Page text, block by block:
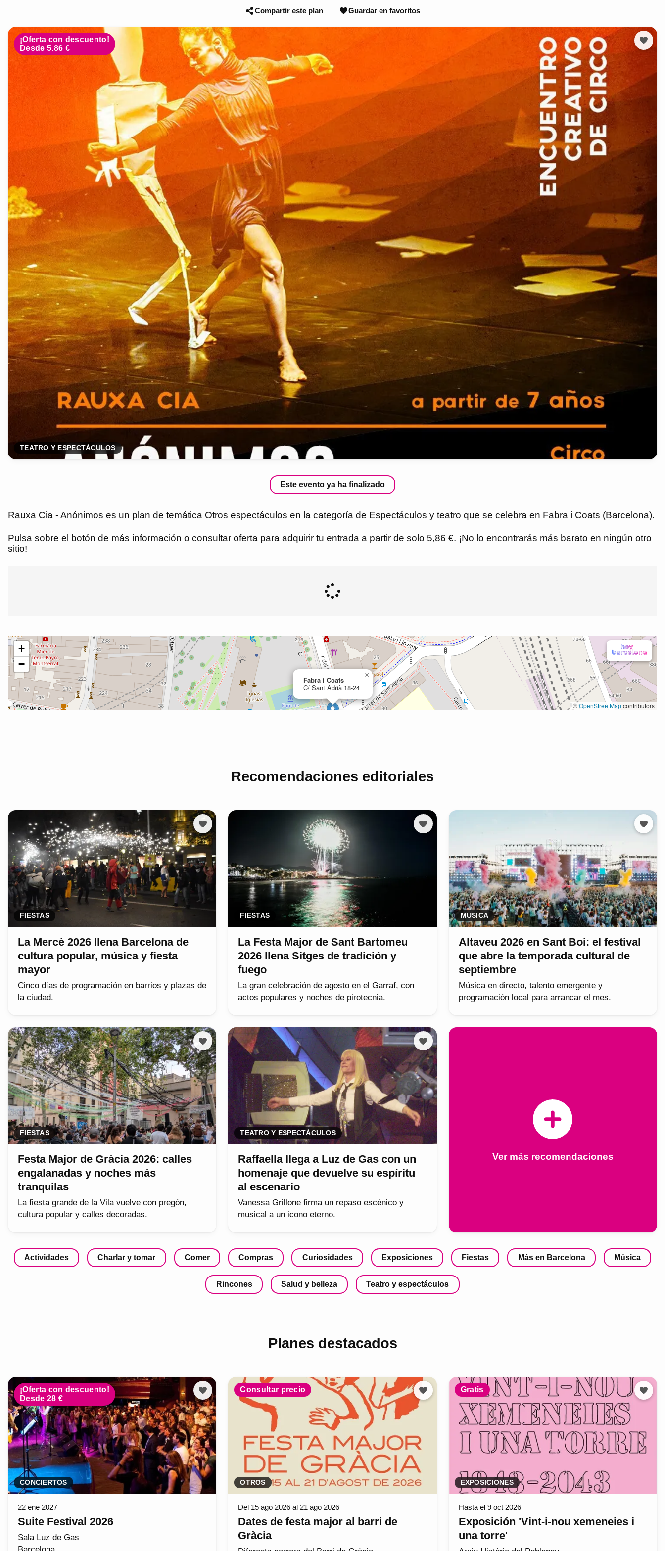
Compartir este plan Guardar en favoritos
¡Oferta con descuento!
Desde 5.86 €
TEATRO Y ESPECTÁCULOS
Este evento ya ha finalizado
Rauxa Cia - Anónimos es un plan de temática Otros espectáculos en la categoría de Espectáculos y teatro que se celebra en Fabra i Coats (Barcelona).
Pulsa sobre el botón de más información o consultar oferta para adquirir tu entrada a partir de solo 5,86 €. ¡No lo encontrarás más barato en ningún otro
sitio!
Recomendaciones editoriales
FIESTAS
La Mercè 2026 llena Barcelona de
cultura popular, música y fiesta
mayor
Cinco días de programación en barrios y plazas de
la ciudad.
FIESTAS
La Festa Major de Sant Bartomeu
2026 llena Sitges de tradición y
fuego
La gran celebración de agosto en el Garraf, con
actos populares y noches de pirotecnia.
MÚSICA
Altaveu 2026 en Sant Boi: el festival
que abre la temporada cultural de
septiembre
Música en directo, talento emergente y
programación local para arrancar el mes.
FIESTAS
Festa Major de Gràcia 2026: calles
engalanadas y noches más
tranquilas
La fiesta grande de la Vila vuelve con pregón,
cultura popular y calles decoradas.
TEATRO Y ESPECTÁCULOS
Raffaella llega a Luz de Gas con un
homenaje que devuelve su espíritu
al escenario
Vanessa Grillone firma un repaso escénico y
musical a un icono eterno.
Ver más recomendaciones
Actividades Charlar y tomar Comer Compras Curiosidades Exposiciones Fiestas Más en Barcelona Música
Rincones Salud y belleza Teatro y espectáculos
Planes destacados
¡Oferta con descuento!
Desde 28 €
CONCIERTOS
22 ene 2027
Suite Festival 2026
Sala Luz de Gas
Consultar precio
OTROS
Del 15 ago 2026 al 21 ago 2026
Dates de festa major al barri de
Gràcia
Gratis
EXPOSICIONES
Hasta el 9 oct 2026
Exposición 'Vint-i-nou xemeneies i
una torre'